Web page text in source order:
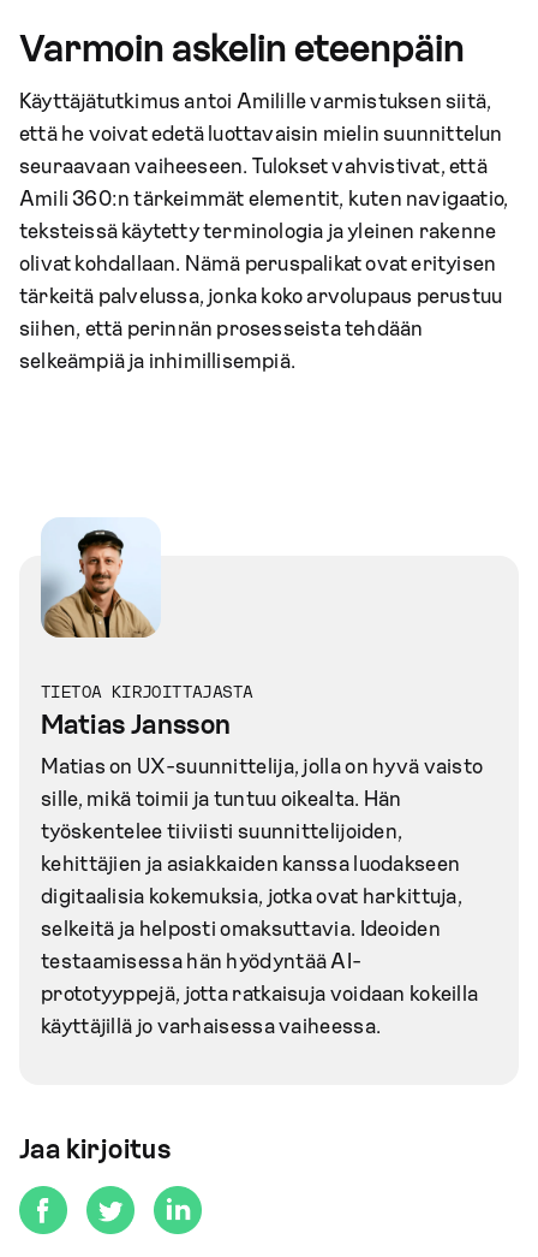
Varmoin askelin eteenpäin
Käyttäjätutkimus antoi Amilille varmistuksen siitä,
että he voivat edetä luottavaisin mielin suunnittelun
seuraavaan vaiheeseen. Tulokset vahvistivat, että
Amili 360:n tärkeimmät elementit, kuten navigaatio,
teksteissä käytetty terminologia ja yleinen rakenne
olivat kohdallaan. Nämä peruspalikat ovat erityisen
tärkeitä palvelussa, jonka koko arvolupaus perustuu
siihen, että perinnän prosesseista tehdään
selkeämpiä ja inhimillisempiä.
Matias on UX-suunnittelija, jolla on hyvä vaisto
sille, mikä toimii ja tuntuu oikealta. Hän
työskentelee tiiviisti suunnittelijoiden,
kehittäjien ja asiakkaiden kanssa luodakseen
digitaalisia kokemuksia, jotka ovat harkittuja,
selkeitä ja helposti omaksuttavia. Ideoiden
testaamisessa hän hyödyntää AI-
prototyyppejä, jotta ratkaisuja voidaan kokeilla
käyttäjillä jo varhaisessa vaiheessa.
TIETOA KIRJOITTAJASTA
Matias Jansson
Jaa kirjoitus